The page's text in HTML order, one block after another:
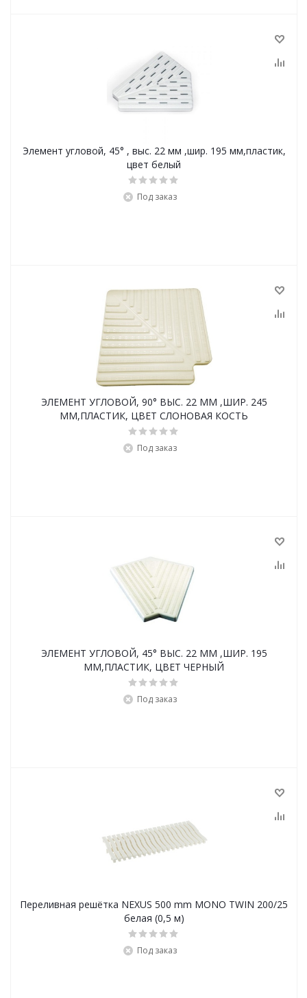
Элемент угловой, 45° , выс. 22 мм ,шир. 195 мм,пластик,
цвет белый
Под заказ
ЭЛЕМЕНТ УГЛОВОЙ, 90° ВЫС. 22 ММ ,ШИР. 245
ММ,ПЛАСТИК, ЦВЕТ СЛОНОВАЯ КОСТЬ
Под заказ
ЭЛЕМЕНТ УГЛОВОЙ, 45° ВЫС. 22 ММ ,ШИР. 195
ММ,ПЛАСТИК, ЦВЕТ ЧЕРНЫЙ
Под заказ
Переливная решётка NEXUS 500 mm MONO TWIN 200/25
белая (0,5 м)
Под заказ